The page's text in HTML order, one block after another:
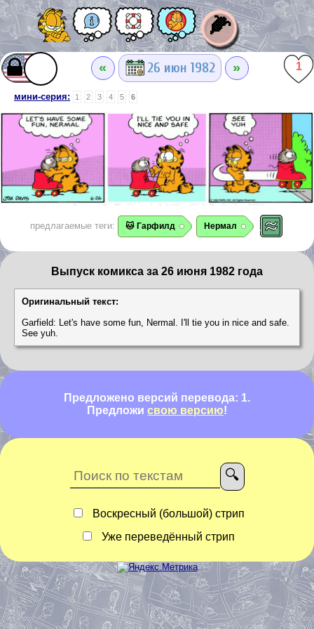
🌽
« 26 июн 1982 » 1
мини-серия: 1 2 3 4 5 6
предлагаемые теги: 🐱 Гарфилд Нермал
Выпуск комикса за 26 июня 1982 года
Оригинальный текст:
Garfield: Let's have some fun, Nermal. I'll tie you in nice and safe.
See yuh.
Предложено версий перевода: 1.
Предложи свою версию!
Воскресный (большой) стрип
Уже переведённый стрип